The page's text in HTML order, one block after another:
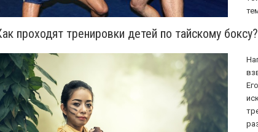
проходят тренировки детей по тайскому боксу?